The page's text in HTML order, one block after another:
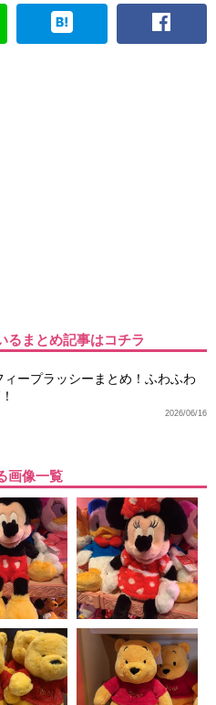
るまとめ記事はコチラ
ィープラッシーまとめ！ふわふわ
2026/06/16
画像一覧